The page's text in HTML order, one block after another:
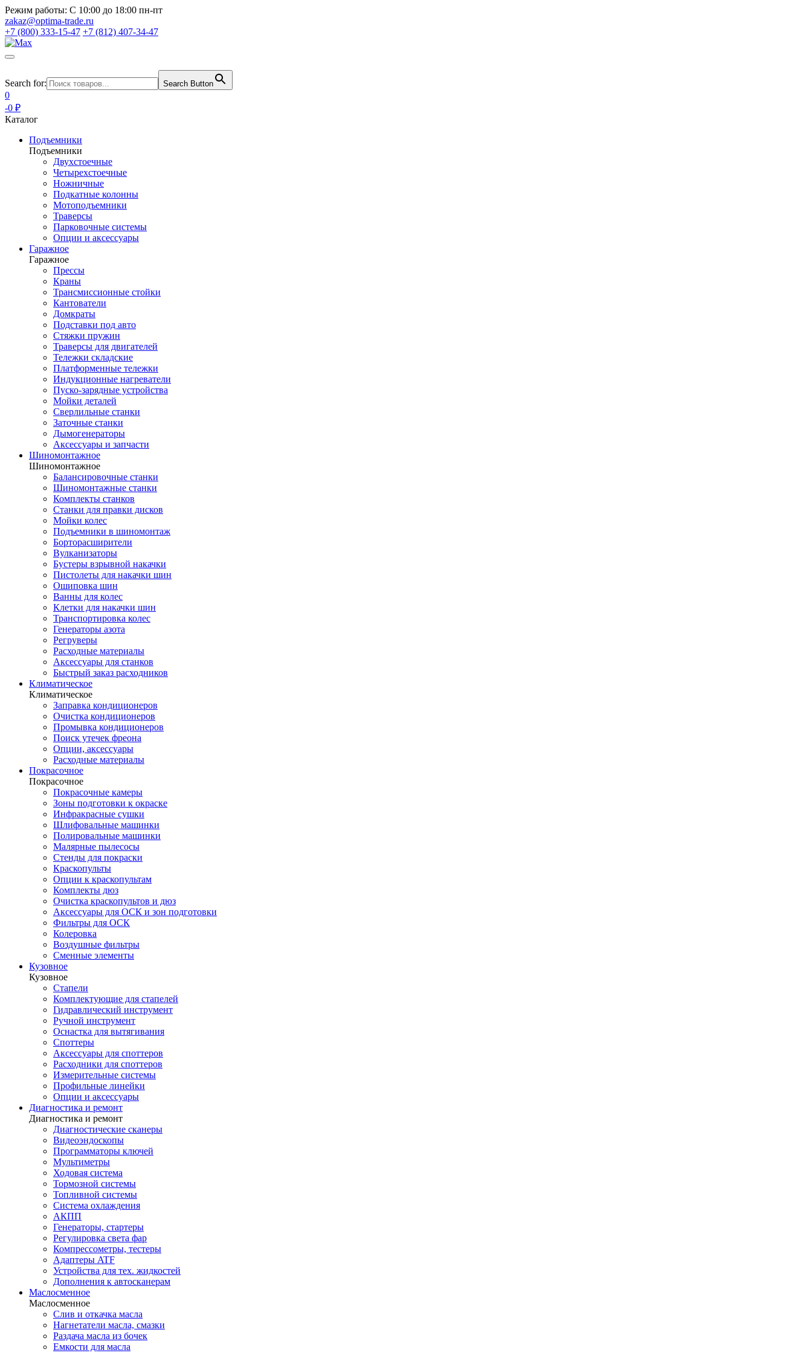
Режим работы: С 10:00 до 18:00 пн-пт
zakaz@optima-trade.ru
+7 (800) 333-15-47 +7 (812) 407-34-47
Search for: Search Button
0
-0 ₽
Каталог
Подъемники
Подъемники
Двухстоечные
Четырехстоечные
Ножничные
Подкатные колонны
Мотоподъемники
Траверсы
Парковочные системы
Опции и аксессуары
Гаражное
Гаражное
Прессы
Краны
Трансмиссионные стойки
Кантователи
Домкраты
Подставки под авто
Стяжки пружин
Траверсы для двигателей
Тележки складские
Платформенные тележки
Индукционные нагреватели
Пуско-зарядные устройства
Мойки деталей
Сверлильные станки
Заточные станки
Дымогенераторы
Аксессуары и запчасти
Шиномонтажное
Шиномонтажное
Балансировочные станки
Шиномонтажные станки
Комплекты станков
Станки для правки дисков
Мойки колес
Подъемники в шиномонтаж
Борторасширители
Вулканизаторы
Бустеры взрывной накачки
Пистолеты для накачки шин
Ошиповка шин
Ванны для колес
Клетки для накачки шин
Транспортировка колес
Генераторы азота
Регруверы
Расходные материалы
Аксессуары для станков
Быстрый заказ расходников
Климатическое
Климатическое
Заправка кондиционеров
Очистка кондиционеров
Промывка кондиционеров
Поиск утечек фреона
Опции, аксессуары
Расходные материалы
Покрасочное
Покрасочное
Покрасочные камеры
Зоны подготовки к окраске
Инфракрасные сушки
Шлифовальные машинки
Полировальные машинки
Малярные пылесосы
Стенды для покраски
Краскопульты
Опции к краскопультам
Комплекты дюз
Очистка краскопультов и дюз
Аксессуары для ОСК и зон подготовки
Фильтры для ОСК
Колеровка
Воздушные фильтры
Сменные элементы
Кузовное
Кузовное
Стапели
Комплектующие для стапелей
Гидравлический инструмент
Ручной инструмент
Оснастка для вытягивания
Споттеры
Аксессуары для споттеров
Расходники для споттеров
Измерительные системы
Профильные линейки
Опции и аксессуары
Диагностика и ремонт
Диагностика и ремонт
Диагностические сканеры
Видеоэндоскопы
Программаторы ключей
Мультиметры
Ходовая система
Тормозной системы
Топливной системы
Система охлаждения
АКПП
Генераторы, стартеры
Регулировка света фар
Компрессометры, тестеры
Адаптеры ATF
Устройства для тех. жидкостей
Дополнения к автосканерам
Маслосменное
Маслосменное
Слив и откачка масла
Нагнетатели масла, смазки
Раздача масла из бочек
Емкости для масла